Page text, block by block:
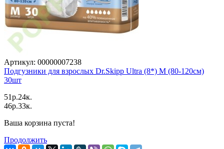
Артикул: 00000007238
Подгузники для взрослых Dr.Skipp Ultra (8*) M (80-120см)
30шт
51p.24к.
46p.33к.
Ваша корзина пуста!
Продолжить